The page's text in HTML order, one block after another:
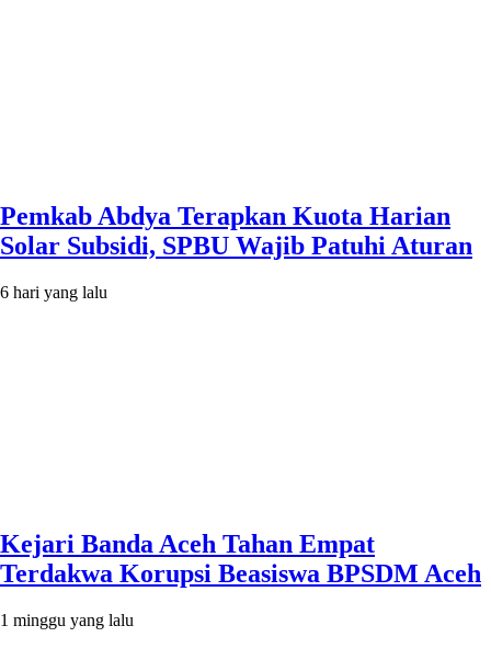
Pemkab Abdya Terapkan Kuota Harian
Solar Subsidi, SPBU Wajib Patuhi Aturan
6 hari yang lalu
Kejari Banda Aceh Tahan Empat
Terdakwa Korupsi Beasiswa BPSDM Aceh
1 minggu yang lalu